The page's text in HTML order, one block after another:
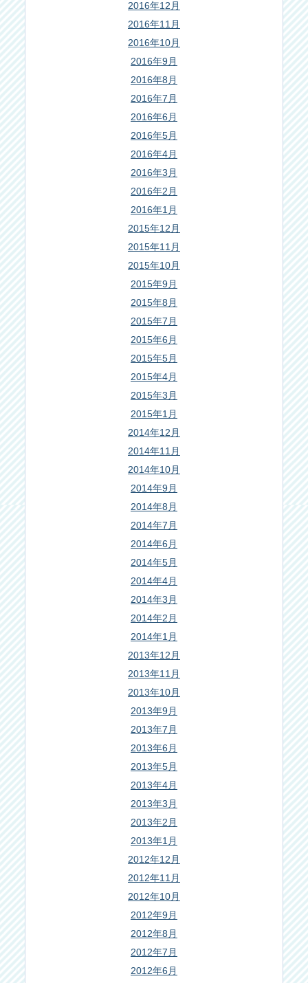
2016年12月
2016年11月
2016年10月
2016年9月
2016年8月
2016年7月
2016年6月
2016年5月
2016年4月
2016年3月
2016年2月
2016年1月
2015年12月
2015年11月
2015年10月
2015年9月
2015年8月
2015年7月
2015年6月
2015年5月
2015年4月
2015年3月
2015年1月
2014年12月
2014年11月
2014年10月
2014年9月
2014年8月
2014年7月
2014年6月
2014年5月
2014年4月
2014年3月
2014年2月
2014年1月
2013年12月
2013年11月
2013年10月
2013年9月
2013年7月
2013年6月
2013年5月
2013年4月
2013年3月
2013年2月
2013年1月
2012年12月
2012年11月
2012年10月
2012年9月
2012年8月
2012年7月
2012年6月